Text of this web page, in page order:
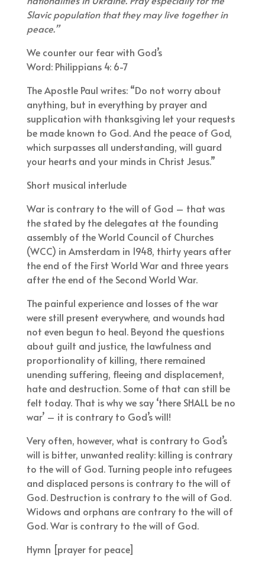
Slavic population that they may live together in
peace.”
We counter our fear with God’s
Word: Philippians 4: 6-7
The Apostle Paul writes: “Do not worry about
anything, but in everything by prayer and
supplication with thanksgiving let your requests
be made known to God. And the peace of God,
which surpasses all understanding, will guard
your hearts and your minds in Christ Jesus.”
Short musical interlude
War is contrary to the will of God – that was
the stated by the delegates at the founding
assembly of the World Council of Churches
(WCC) in Amsterdam in 1948, thirty years after
the end of the First World War and three years
after the end of the Second World War.
The painful experience and losses of the war
were still present everywhere, and wounds had
not even begun to heal. Beyond the questions
about guilt and justice, the lawfulness and
proportionality of killing, there remained
unending suffering, fleeing and displacement,
hate and destruction. Some of that can still be
felt today. That is why we say ‘there SHALL be no
war’ – it is contrary to God’s will!
Very often, however, what is contrary to God’s
will is bitter, unwanted reality: killing is contrary
to the will of God. Turning people into refugees
and displaced persons is contrary to the will of
God. Destruction is contrary to the will of God.
Widows and orphans are contrary to the will of
God. War is contrary to the will of God.
Hymn [prayer for peace]